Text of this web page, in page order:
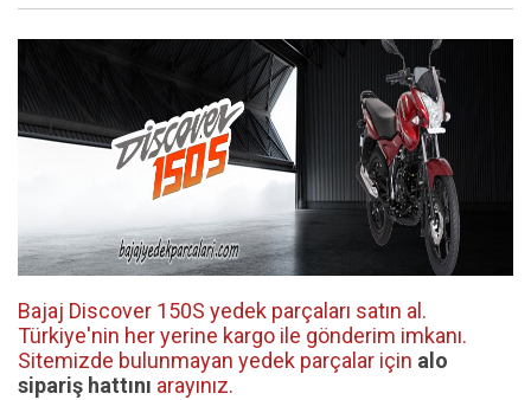
Bajaj Discover 150S yedek parçaları satın al.
Türkiye'nin her yerine kargo ile gönderim imkanı.
Sitemizde bulunmayan yedek parçalar için alo
sipariş hattını arayınız.